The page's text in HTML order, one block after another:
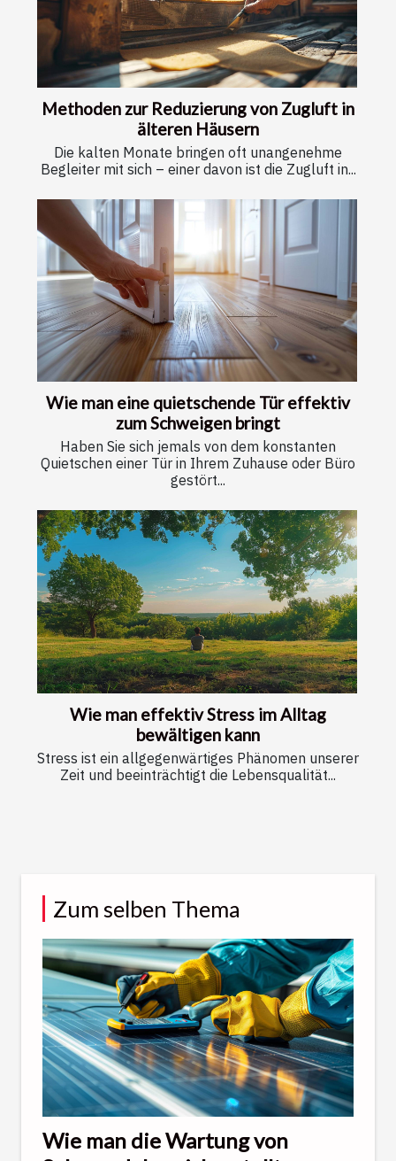
Methoden zur Reduzierung von Zugluft in
älteren Häusern
Die kalten Monate bringen oft unangenehme
Begleiter mit sich – einer davon ist die Zugluft in...
Wie man eine quietschende Tür effektiv
zum Schweigen bringt
Haben Sie sich jemals von dem konstanten
Quietschen einer Tür in Ihrem Zuhause oder Büro
gestört...
Wie man effektiv Stress im Alltag
bewältigen kann
Stress ist ein allgegenwärtiges Phänomen unserer
Zeit und beeinträchtigt die Lebensqualität...
Zum selben Thema
Wie man die Wartung von